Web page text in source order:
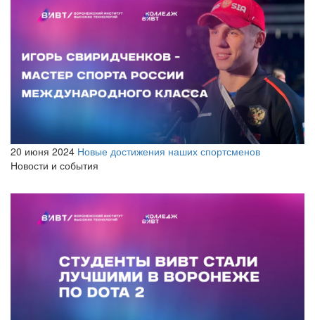
20 июня 2024 Новые достижения наших спортсменов
Новости и события